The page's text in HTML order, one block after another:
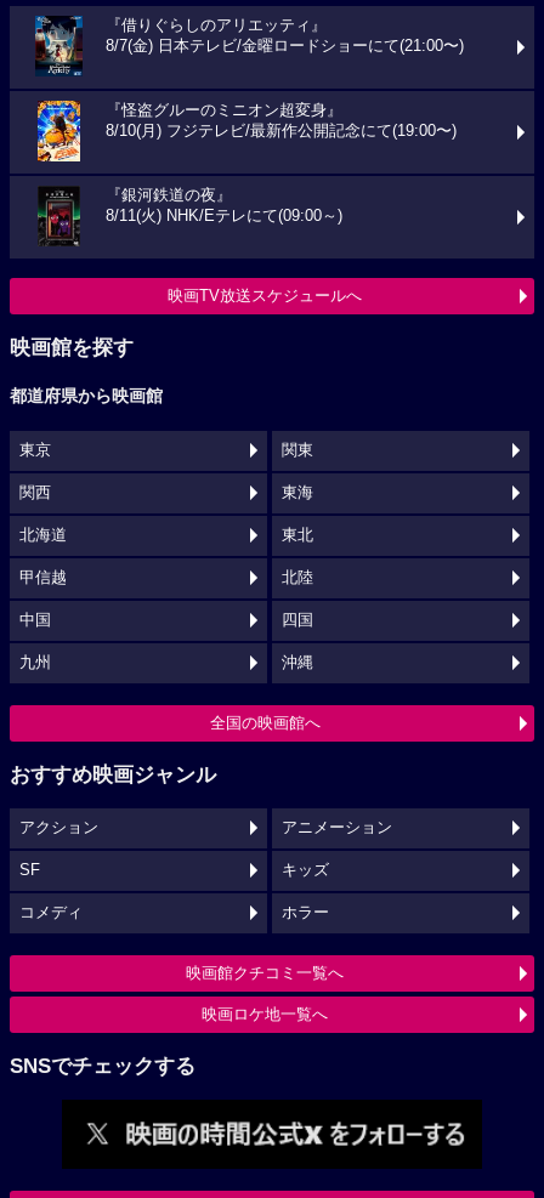
『借りぐらしのアリエッティ』
8/7(金) 日本テレビ/金曜ロードショーにて(21:00〜)
『怪盗グルーのミニオン超変身』
8/10(月) フジテレビ/最新作公開記念にて(19:00〜)
『銀河鉄道の夜』
8/11(火) NHK/Eテレにて(09:00～)
映画TV放送スケジュールへ
映画館を探す
都道府県から映画館
東京 関東
関西 東海
北海道 東北
甲信越 北陸
中国 四国
九州 沖縄
全国の映画館へ
おすすめ映画ジャンル
アクション アニメーション
SF キッズ
コメディ ホラー
映画館クチコミ一覧へ
映画ロケ地一覧へ
SNSでチェックする